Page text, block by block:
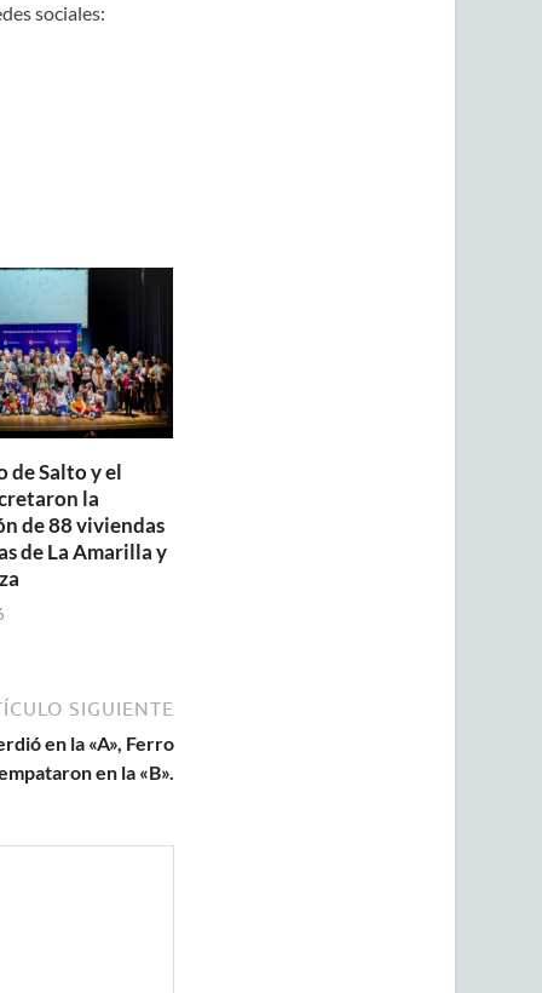
sociales:
de Salto y el
la
de 88 viviendas
de La Amarilla y
SIGUIENTE
en la «A», Ferro
en la «B».